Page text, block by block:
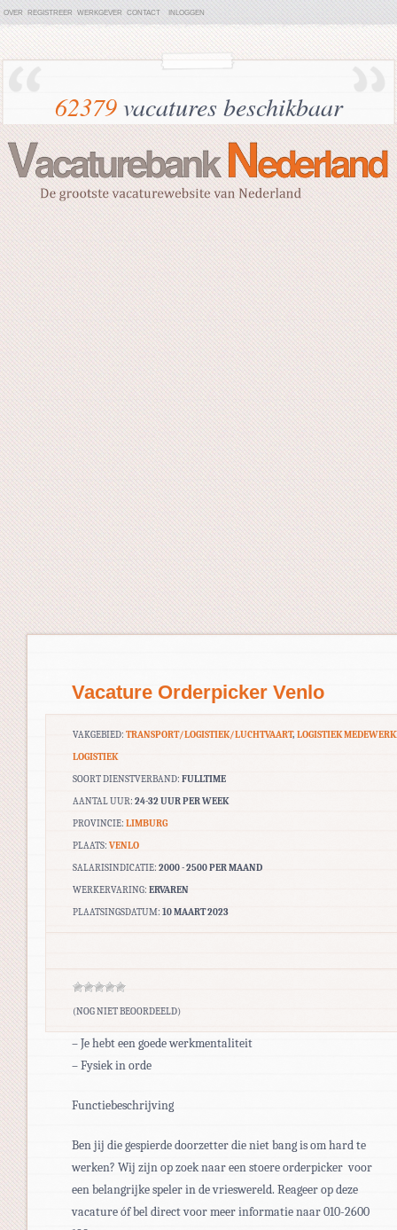
OVER REGISTREER WERKGEVER CONTACT INLOGGEN
62379vacatures beschikbaar
Vacature Orderpicker Venlo
VAKGEBIED: TRANSPORT/LOGISTIEK/LUCHTVAART, LOGISTIEK
LOGISTIEK
SOORT DIENSTVERBAND: FULLTIME
AANTAL UUR: 24-32 UUR PER WEEK
PROVINCIE: LIMBURG
PLAATS: VENLO
SALARISINDICATIE: 2000 - 2500 PER MAAND
WERKERVARING: ERVAREN
PLAATSINGSDATUM: 10 MAART 2023
(NOG NIET BEOORDEELD)
– Je hebt een goede werkmentaliteit
– Fysiek in orde
Functiebeschrijving
Ben jij die gespierde doorzetter die niet bang is om hard te
werken? Wij zijn op zoek naar een stoere orderpicker voor
een belangrijke speler in de vrieswereld. Reageer op deze
vacature óf bel direct voor meer informatie naar 010-2600